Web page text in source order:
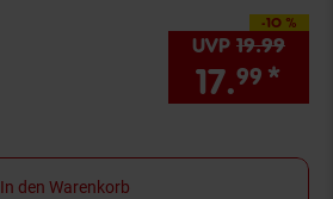
-10 %
Sie Sparen 10
UVP 19.99UVP
17.99 *
In den Warenkorb